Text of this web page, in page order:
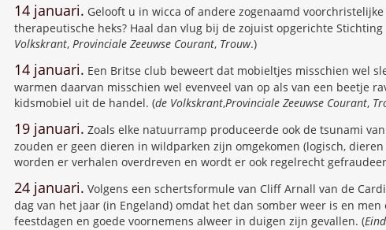
14 januari. Gelooft u in wicca of andere zogenaamd
therapeutische heks? Haal dan vlug bij de zojuist opgerichte Stichting
Volkskrant, Provinciale Zeeuwse Courant, Trouw.)
14 januari. Een Britse club beweert dat mobieltjes misschien wel
warmen daarvan misschien wel evenveel van op als van een beetje
kidsmobiel uit de handel. (de Volkskrant,Provinciale Zeeuwse Courant,
19 januari. Zoals elke natuurramp produceerde ook de tsunami
zouden er geen dieren in wildparken zijn omgekomen (logisch,
worden er verhalen overdreven en wordt er ook regelrecht
24 januari. Volgens een schertsformule van Cliff Arnall van de
dag van het jaar (in Engeland) omdat het dan somber weer is en
feestdagen en goede voornemens alweer in duigen zijn gevallen. (